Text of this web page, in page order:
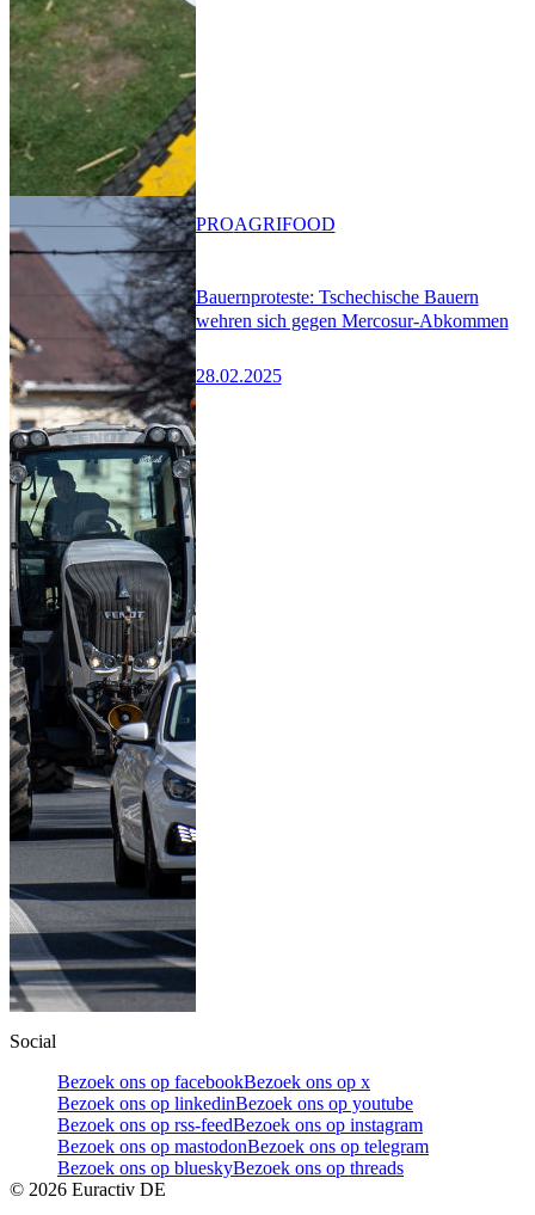
Bauernproteste: Tschechische Bauern
wehren sich gegen Mercosur-Abkommen
28.02.2025
PROAGRIFOOD
Social
Bezoek ons op facebookBezoek ons op x
Bezoek ons op linkedinBezoek ons op youtube
Bezoek ons op rss-feedBezoek ons op instagram
Bezoek ons op mastodonBezoek ons op telegram
Bezoek ons op blueskyBezoek ons op threads
© 2026 Euractiv DE